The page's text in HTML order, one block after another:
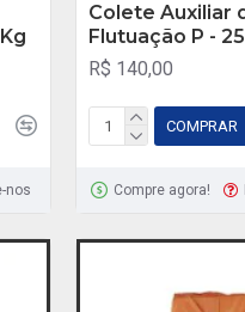
nos
Colete Auxiliar
Flutuação P -
R$ 140,00
COMPRAR
Compre agora!